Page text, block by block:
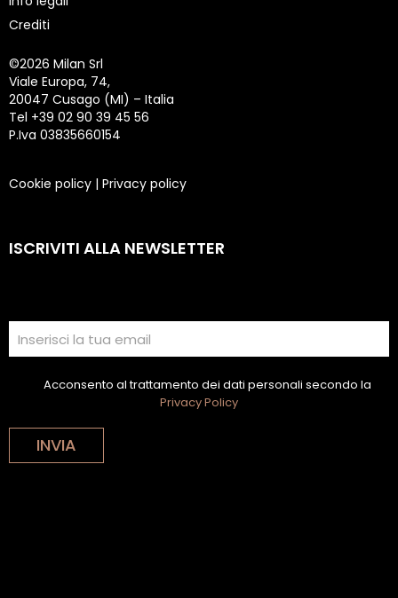
Crediti
©2026 Milan Srl
Viale Europa, 74,
20047 Cusago (MI) – Italia
Tel +39 02 90 39 45 56
P.Iva 03835660154
Cookie policy | Privacy policy
ISCRIVITI ALLA NEWSLETTER
Acconsento al trattamento dei dati personali secondo la
Privacy Policy
INVIA